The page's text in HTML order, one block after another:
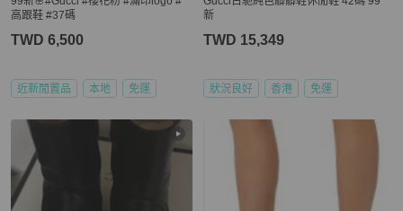
高跟鞋 #37碼
TWD 6,500
近新閒置品 本地 免運
新
TWD 15,349
狀況良好 香港 免運